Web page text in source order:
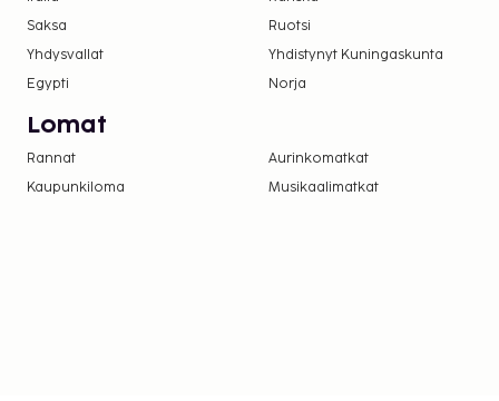
Lentokenttäkuljetusmaksu: 80.00 USD per
Yllä oleva luettelo ei ehkä kata kaikkea. Maksut ja
välttämättä sisällä veroja, ja ne saattavat muuttua.
Saksa
Ruotsi
Yhdysvallat
Yhdistynyt Kuningaskunta
Egypti
Norja
Lomat
Rannat Aurinkomatkat
Kaupunkiloma
Musikaalimatkat